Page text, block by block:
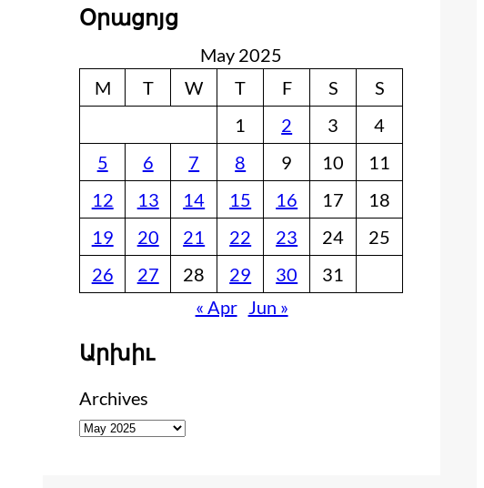
Օրացոյց
May 2025
M
T W T F S
S
1
2 3
4
5
6 7 8 9 10
11
12
13 14 15 16 17
18
19
20 21 22 23 24
25
26
27 28 29 30
31
« Apr
Jun »
Արխիւ
Archives